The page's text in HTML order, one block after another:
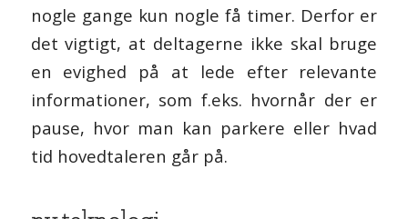
nogle gange kun nogle få timer. Derfor er
det vigtigt, at deltagerne ikke skal bruge
en evighed på at lede efter relevante
informationer, som f.eks. hvornår der er
pause, hvor man kan parkere eller hvad
tid hovedtaleren går på.